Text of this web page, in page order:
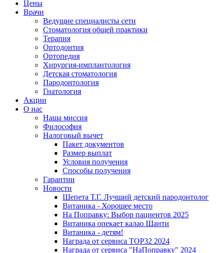
Цены
Врачи
Ведущие специалисты сети
Стоматология общей практики
Терапия
Ортодонтия
Ортопедия
Хирургия-имплантология
Детская стоматология
Пародонтология
Гнатология
Акции
О нас
Наша миссия
Философия
Налоговый вычет
Пакет документов
Размер выплат
Условия получения
Способы получения
Гарантии
Новости
Шепета Т.Г. Лучший детский пародонтолог
Витаника - Хорошее место
На Поправку: Выбор пациентов 2025
Витаника опекает калао Шанти
Витаника - детям!
Награда от сервиса TOP32 2024
Награда от сервиса "НаПоправку" 2024